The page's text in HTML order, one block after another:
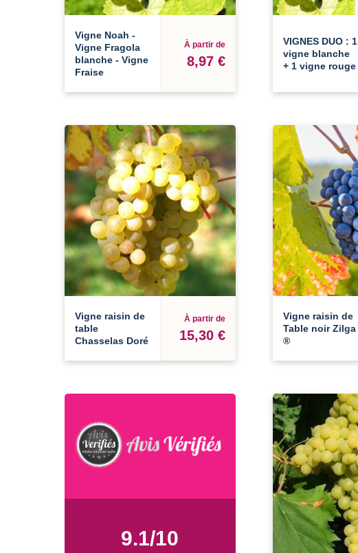
Vigne Noah -
Vigne Fragola
blanche - Vigne
Fraise
À partir de
8,97 €
VIGNES DUO : 1
vigne blanche
+ 1 vigne rouge
Vigne raisin de
table
Chasselas Doré
À partir de
15,30 €
Vigne raisin de
Table noir Zilga
®
9.1/10